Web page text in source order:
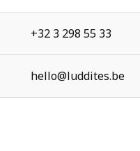
+32 3 298 55 33
hello@luddites.be